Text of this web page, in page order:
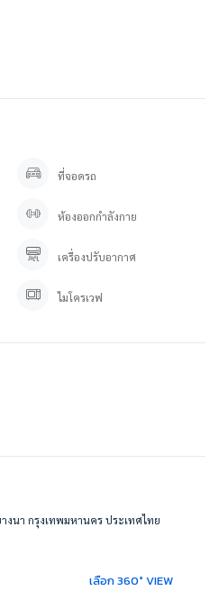
.
วยนะคะ)
ที่จอดรถ
ห้องออกกำลังกาย
เครื่องปรับอากาศ
ไมโครเวฟ
งนา กรุงเทพมหานคร ประเทศไทย
เลือก 360° VIEW